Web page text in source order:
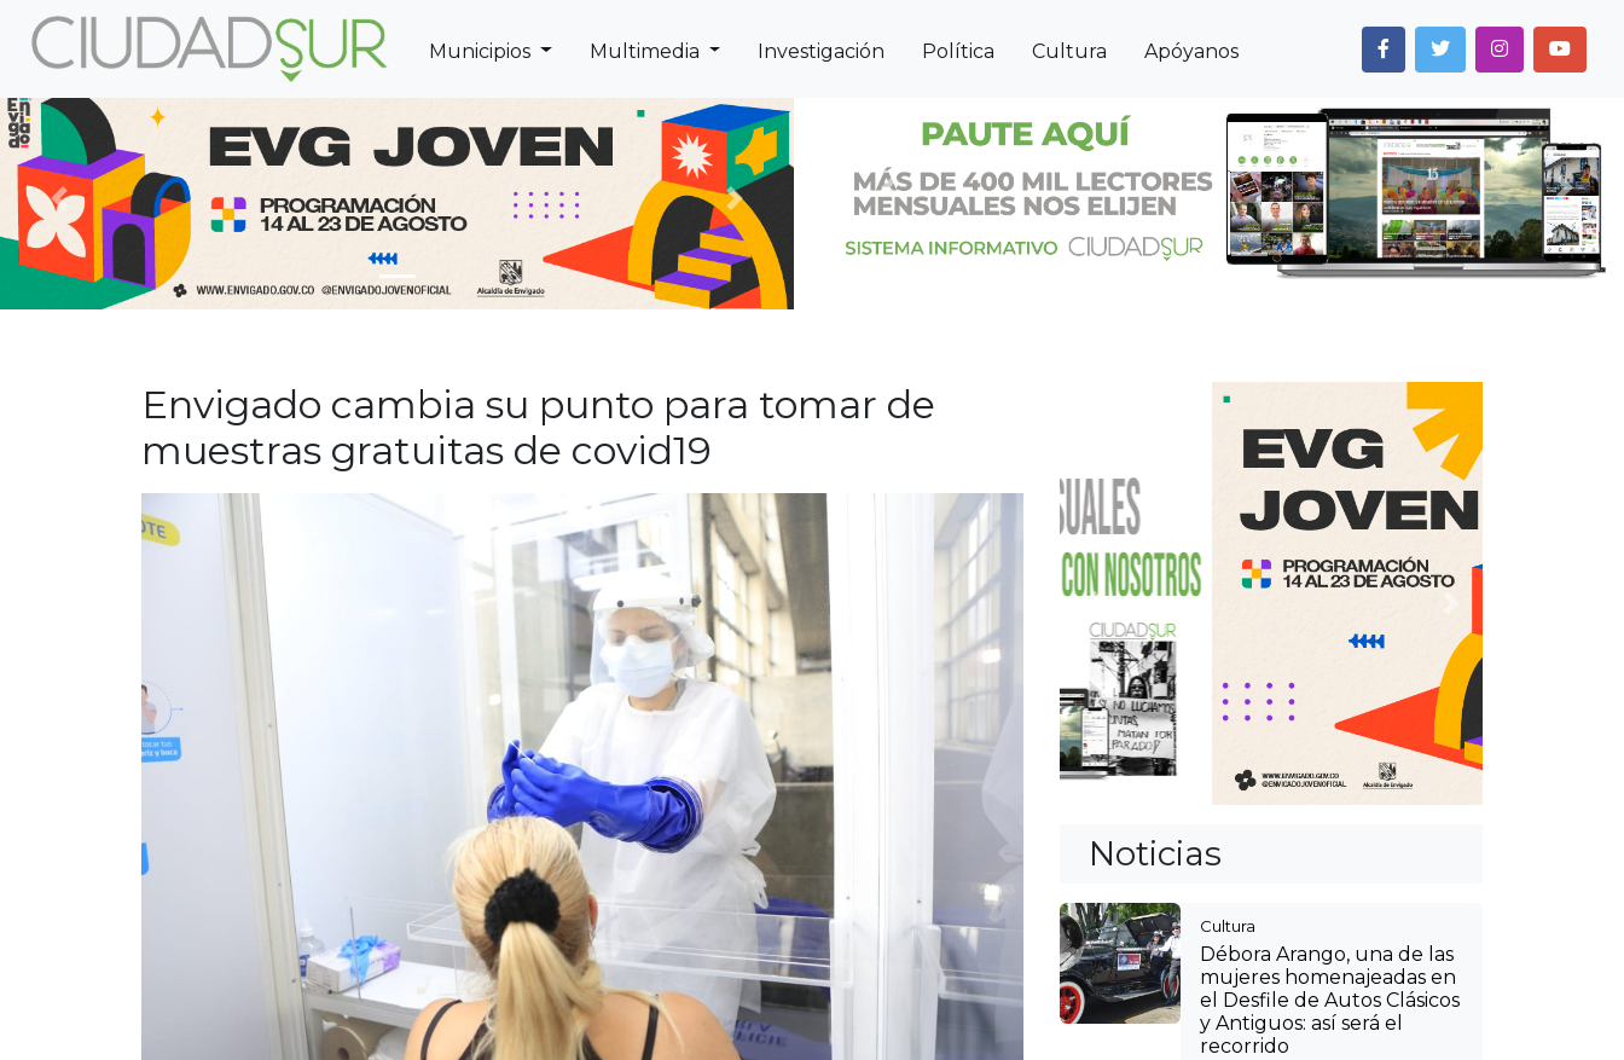
Municipios Multimedia Investigación Política Cultura Apóyanos
Previous Next Previous Next
Envigado cambia su punto para tomar de
muestras gratuitas de covid19
Noticias
Cultura
Débora Arango, una de las
mujeres homenajeadas en
el Desfile de Autos Clásicos
y Antiguos: así será el
recorrido